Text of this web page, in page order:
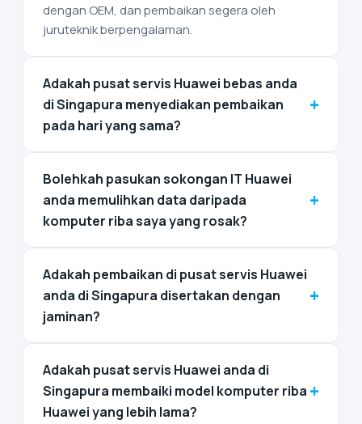
dengan OEM, dan pembaikan segera oleh
juruteknik berpengalaman.
Adakah pusat servis Huawei bebas anda
di Singapura menyediakan pembaikan
pada hari yang sama?
+
Bolehkah pasukan sokongan IT Huawei
anda memulihkan data daripada
komputer riba saya yang rosak?
+
Adakah pembaikan di pusat servis Huawei
anda di Singapura disertakan dengan
jaminan?
+
Adakah pusat servis Huawei anda di
Singapura membaiki model komputer riba
Huawei yang lebih lama?
+